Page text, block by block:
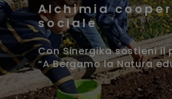
Alchimia
sociale
Con Sinergika sostieni il
“A Bergamo la Natura